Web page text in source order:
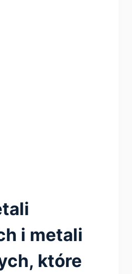
i metali
które